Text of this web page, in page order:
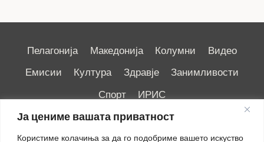
Ја цениме вашата приватност
Користиме колачиња за да го подобриме вашето искуство
Пелагонија Македонија Колумни
Видео
Емисии
Култура Здравје
Занимливости
Спорт
ИРИС